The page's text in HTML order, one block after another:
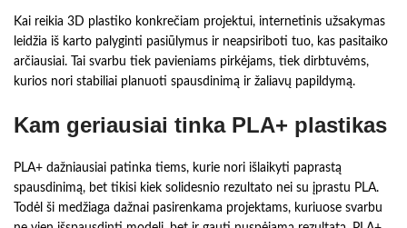
Kai reikia 3D plastiko konkrečiam projektui, internetinis užsakymas
leidžia iš karto palyginti pasiūlymus ir neapsiriboti tuo, kas pasitaiko
arčiausiai. Tai svarbu tiek pavieniams pirkėjams, tiek dirbtuvėms,
kurios nori stabiliai planuoti spausdinimą ir žaliavų papildymą.
Kam geriausiai tinka PLA+ plastikas
PLA+ dažniausiai patinka tiems, kurie nori išlaikyti paprastą
spausdinimą, bet tikisi kiek solidesnio rezultato nei su įprastu PLA.
Todėl ši medžiaga dažnai pasirenkama projektams, kuriuose svarbu